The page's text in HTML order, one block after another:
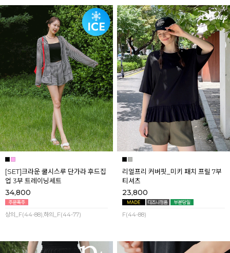
[SET]크라운 쿨시스루 단가라 후드집
업 3부 트레이닝세트
34,800
상의_F(44-88),하의_F(44-77)
리얼프리 커버핏_미키 패치 프릴 7부
티셔츠
23,800
F(44-88)